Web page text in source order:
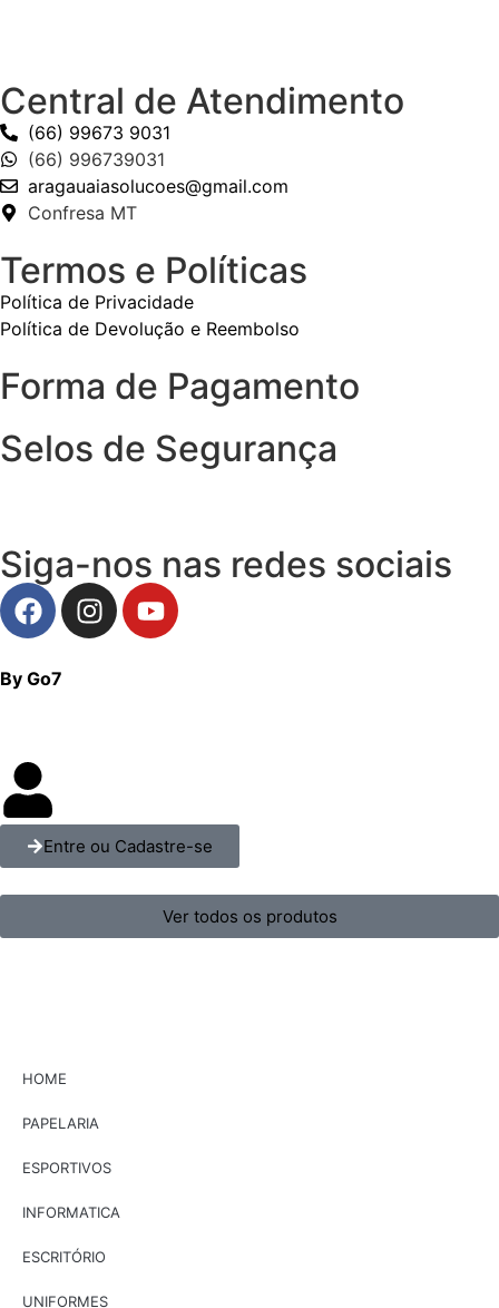
Central de Atendimento
(66) 99673 9031
(66) 996739031
aragauaiasolucoes@gmail.com
Confresa MT
Termos e Políticas
Política de Privacidade
Política de Devolução e Reembolso
Forma de Pagamento
Selos de Segurança
Siga-nos nas redes sociais
By Go7
Entre ou Cadastre-se
Ver todos os produtos
HOME
PAPELARIA
ESPORTIVOS
INFORMATICA
ESCRITÓRIO
UNIFORMES